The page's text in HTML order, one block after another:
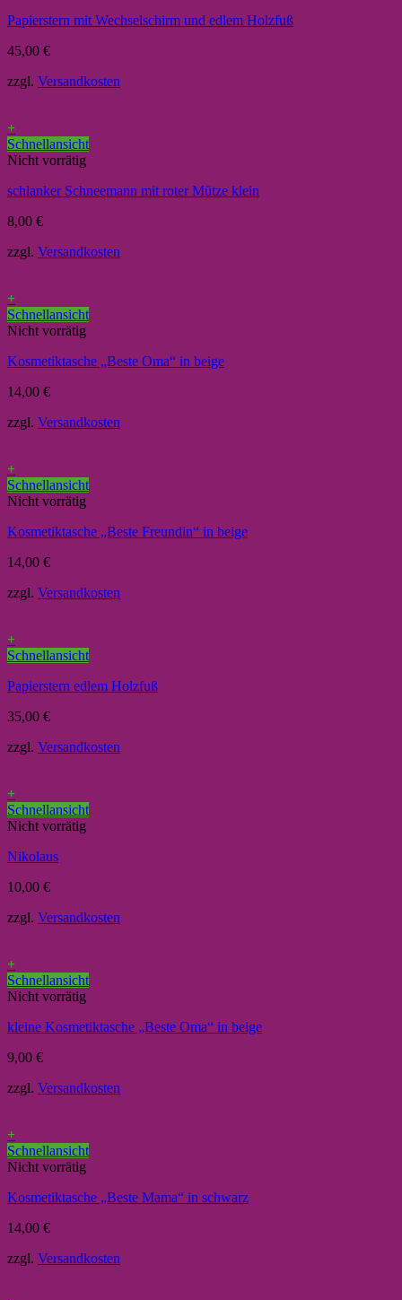
Papierstern mit Wechselschirm und edlem Holzfuß
45,00 €
zzgl. Versandkosten
+
Schnellansicht
Nicht vorrätig
schlanker Schneemann mit roter Mütze klein
8,00 €
zzgl. Versandkosten
+
Schnellansicht
Nicht vorrätig
Kosmetiktasche „Beste Oma“ in beige
14,00 €
zzgl. Versandkosten
+
Schnellansicht
Nicht vorrätig
Kosmetiktasche „Beste Freundin“ in beige
14,00 €
zzgl. Versandkosten
+
Schnellansicht
Papierstern edlem Holzfuß
35,00 €
zzgl. Versandkosten
+
Schnellansicht
Nicht vorrätig
Nikolaus
10,00 €
zzgl. Versandkosten
+
Schnellansicht
Nicht vorrätig
kleine Kosmetiktasche „Beste Oma“ in beige
9,00 €
zzgl. Versandkosten
+
Schnellansicht
Nicht vorrätig
Kosmetiktasche „Beste Mama“ in schwarz
14,00 €
zzgl. Versandkosten